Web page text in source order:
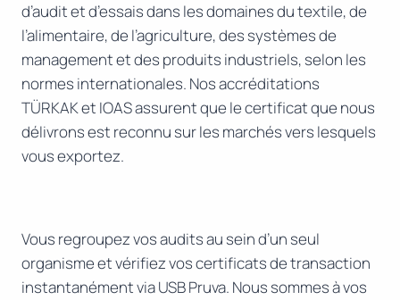
d’audit et d’essais dans les domaines du textile, de
l’alimentaire, de l’agriculture, des systèmes de
management et des produits industriels, selon les
normes internationales. Nos accréditations
TÜRKAK et IOAS assurent que le certificat que nous
délivrons est reconnu sur les marchés vers lesquels
vous exportez.
Vous regroupez vos audits au sein d’un seul
organisme et vérifiez vos certificats de transaction
instantanément via USB Pruva. Nous sommes à vos